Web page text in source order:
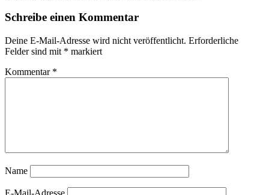
Schreibe einen Kommentar
Deine E-Mail-Adresse wird nicht veröffentlicht. Erforderliche
Felder sind mit * markiert
Kommentar *
Name
E-Mail-Adresse